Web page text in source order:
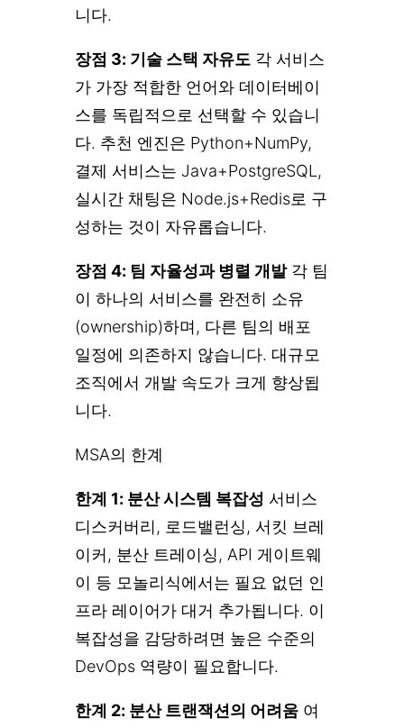
니다.
장점 3: 기술 스택 자유도 각 서비스
가 가장 적합한 언어와 데이터베이
스를 독립적으로 선택할 수 있습니
다. 추천 엔진은 Python+NumPy,
결제 서비스는 Java+PostgreSQL,
실시간 채팅은 Node.js+Redis로 구
성하는 것이 자유롭습니다.
장점 4: 팀 자율성과 병렬 개발각 팀
이 하나의 서비스를 완전히 소유
(ownership)하며, 다른 팀의 배포
일정에 의존하지 않습니다. 대규모
조직에서 개발 속도가 크게 향상됩
니다.
MSA의 한계
한계 1: 분산 시스템 복잡성 서비스
디스커버리, 로드밸런싱, 서킷 브레
이커, 분산 트레이싱, API 게이트웨
이 등 모놀리식에서는 필요 없던 인
프라 레이어가 대거 추가됩니다. 이
복잡성을 감당하려면 높은 수준의
DevOps 역량이 필요합니다.
한계 2: 분산 트랜잭션의 어려움 여